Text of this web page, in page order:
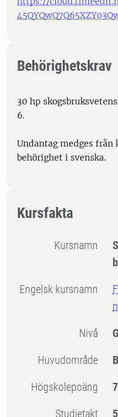
Behörighetskrav
30 hp
6.
Undantag medges från
behörighet i svenska.
Kursfakta
Kursnamn
Engelsk kursnamn
Nivå
Huvudområde
högskolepoäng
Studietakt